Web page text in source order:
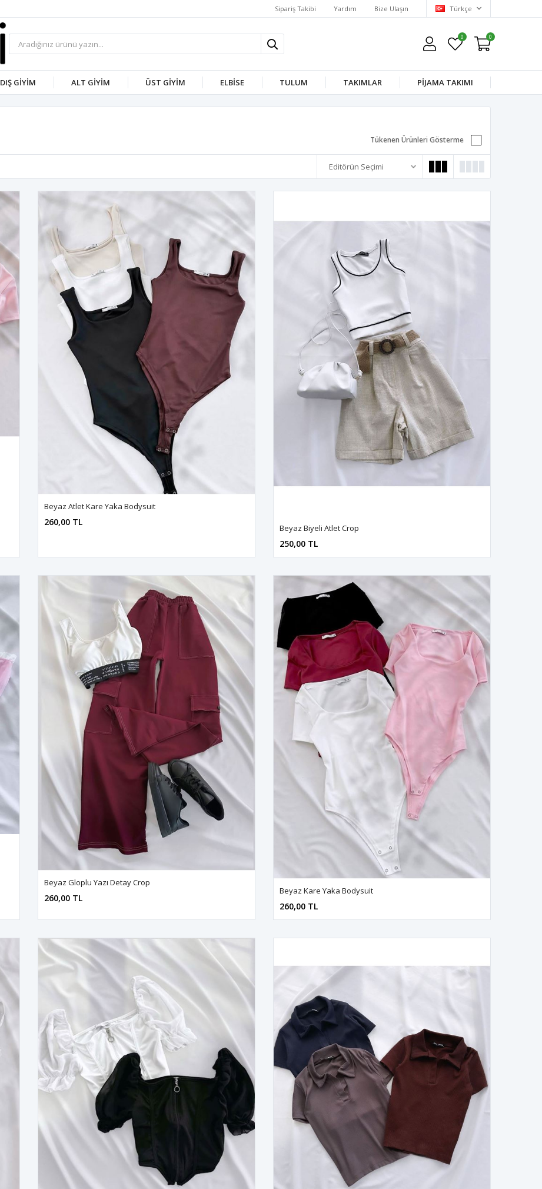
Sipariş Takibi Yardım Bize Ulaşın Türkçe
0 0
DIŞ GİYİM ALT GİYİM ÜST GİYİM ELBİSE TULUM TAKIMLAR PİJAMA TAKIMI
Tükenen Ürünleri Gösterme
Beyaz Atlet Kare Yaka Bodysuit
260,00 TL
Beyaz Biyeli Atlet Crop
250,00 TL
Beyaz Gloplu Yazı Detay Crop
260,00 TL
Beyaz Kare Yaka Bodysuit
260,00 TL